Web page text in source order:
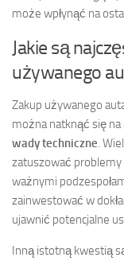
może wpłynąć na
Jakie są
używanego
Zakup używanego
można natknąć się na
wady techniczne.
zatuszować problemy
ważnymi
zainwestować w
ujawnić potencjalne
Inną istotną kwestią